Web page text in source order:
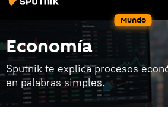
Mundo
Economía
Sputnik te explica procesos
en palabras simples.